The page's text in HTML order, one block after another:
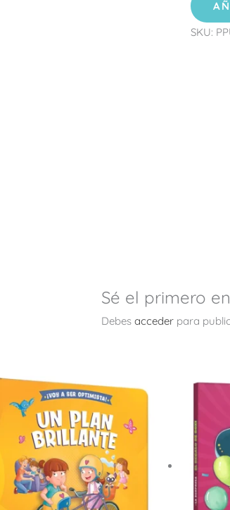
SKU:
Sé el primero
Debes acceder para